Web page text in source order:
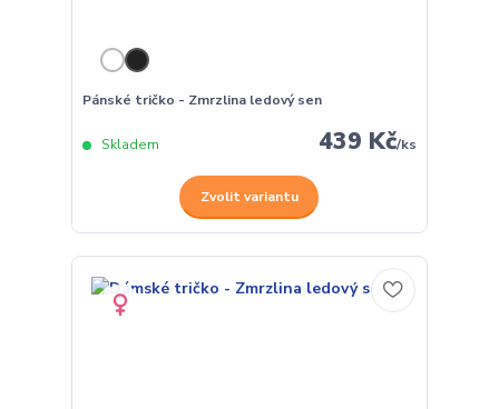
Pánské tričko - Zmrzlina ledový sen
439 Kč/ks
Skladem
Zvolit variantu